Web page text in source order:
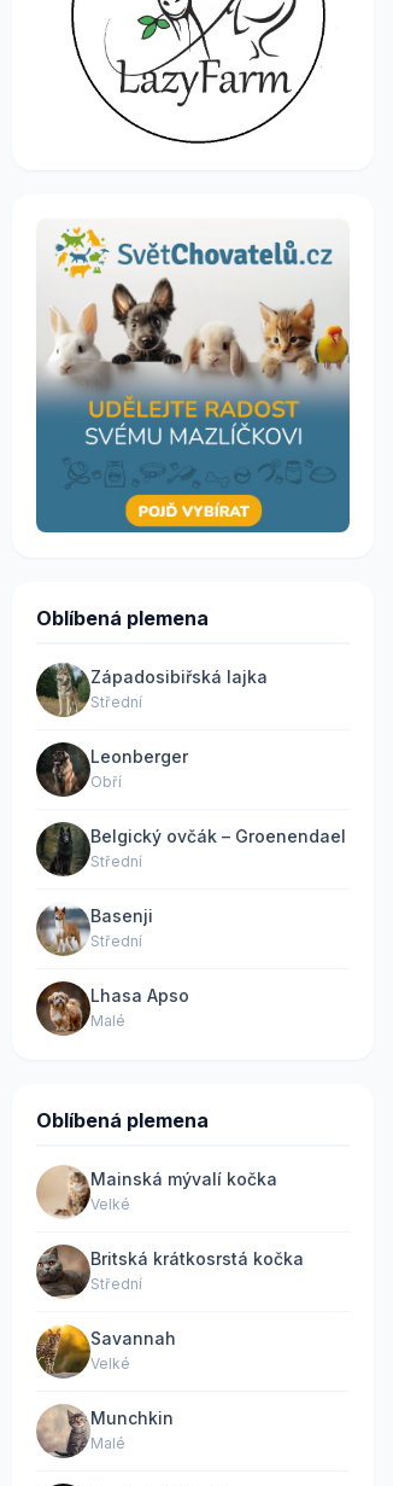
Oblíbená plemena
Západosibiřská lajka
Střední
Leonberger
Obří
Belgický ovčák – Groenendael
Střední
Basenji
Střední
Lhasa Apso
Malé
Oblíbená plemena
Mainská mývalí kočka
Velké
Britská krátkosrstá kočka
Střední
Savannah
Velké
Munchkin
Malé